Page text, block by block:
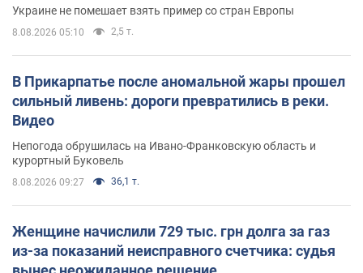
Украине не помешает взять пример со стран Европы
8.08.2026 05:10 2,5 т.
В Прикарпатье после аномальной жары прошел
сильный ливень: дороги превратились в реки.
Видео
Непогода обрушилась на Ивано-Франковскую область и
курортный Буковель
8.08.2026 09:27 36,1 т.
Женщине начислили 729 тыс. грн долга за газ
из-за показаний неисправного счетчика: судья